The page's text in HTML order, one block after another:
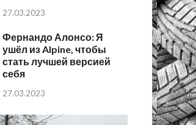
27.03.2023
Фернандо Алонсо: Я
ушёл из Alpine, чтобы
стать лучшей версией
себя
27.03.2023